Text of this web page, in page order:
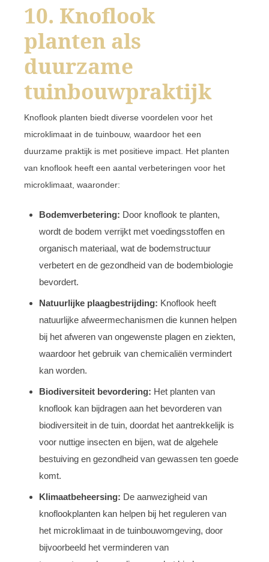
10. Knoflook
planten als
duurzame
tuinbouwpraktijk
Knoflook planten biedt diverse voordelen voor het
microklimaat in de tuinbouw, waardoor het een
duurzame praktijk is met positieve impact. Het planten
van knoflook heeft een aantal verbeteringen voor het
microklimaat, waaronder:
Bodemverbetering: Door knoflook te planten,
wordt de bodem verrijkt met voedingsstoffen en
organisch materiaal, wat de bodemstructuur
verbetert en de gezondheid van de bodembiologie
bevordert.
Natuurlijke plaagbestrijding: Knoflook heeft
natuurlijke afweermechanismen die kunnen helpen
bij het afweren van ongewenste plagen en ziekten,
waardoor het gebruik van chemicaliën vermindert
kan worden.
Biodiversiteit bevordering: Het planten van
knoflook kan bijdragen aan het bevorderen van
biodiversiteit in de tuin, doordat het aantrekkelijk is
voor nuttige insecten en bijen, wat de algehele
bestuiving en gezondheid van gewassen ten goede
komt.
Klimaatbeheersing: De aanwezigheid van
knoflookplanten kan helpen bij het reguleren van
het microklimaat in de tuinbouwomgeving, door
bijvoorbeeld het verminderen van